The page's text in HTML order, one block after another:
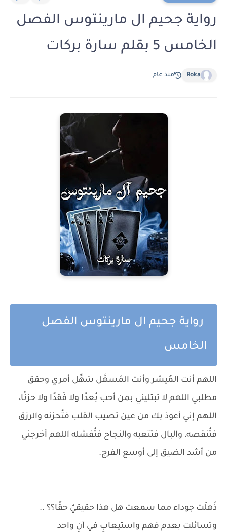
رواية جحيم ال مارينتوس الفصل
الخامس 5 بقلم سارة بركات
Roka منذ عام
رواية جحيم ال مارينتوس الفصل
الخامس
اللهم أنت المُيسّر وأنت المُسهَّل سَهِّل أمري وحقق
مطلبي اللهم لا تبتليني بمن أحب بُعدًا ولا فَقدًا ولا حزنًا،
اللهم إني أعوذ بك من عين تصيب القلب فتُحزنه والرزق
فتُنقصه، والبال فتتعبه والنجاح فتُفشله اللهم أخرجني
من أشد الضيق إلى أوسع الفرج.
ذُهلَت جوداء مما سمعت هل هذا حقيقيٌ حقًا؟؟ ..
وتسائلت بعدم فهم واستيعابٍ في آنٍ واحد